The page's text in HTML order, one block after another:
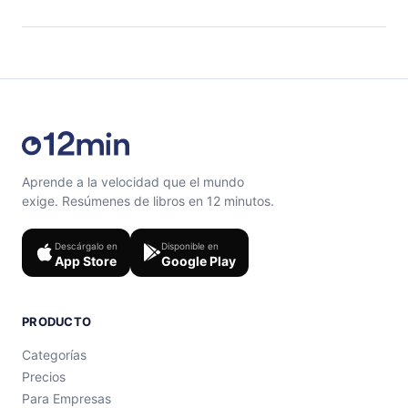
Siéntete libre de contactarnos en support@12min.com.
Aprende a la velocidad que el mundo
exige. Resúmenes de libros en 12 minutos.
Descárgalo en
App Store
Disponible en
Google Play
PRODUCTO
Categorías
Precios
Para Empresas